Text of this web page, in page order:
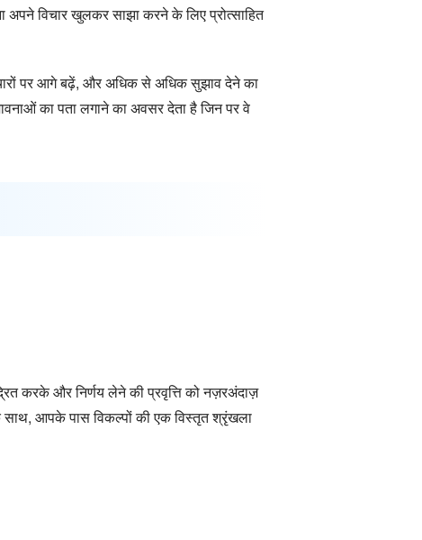
अपने विचार खुलकर साझा करने के लिए प्रोत्साहित
पर आगे बढ़ें, और अधिक से अधिक सुझाव देने का
का पता लगाने का अवसर देता है जिन पर वे
करके और निर्णय लेने की प्रवृत्ति को नज़रअंदाज़
आपके पास विकल्पों की एक विस्तृत श्रृंखला